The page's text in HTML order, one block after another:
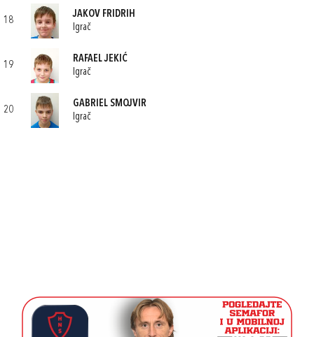
18
JAKOV FRIDRIH
Igrač
19
RAFAEL JEKIĆ
Igrač
20
GABRIEL SMOJVIR
Igrač